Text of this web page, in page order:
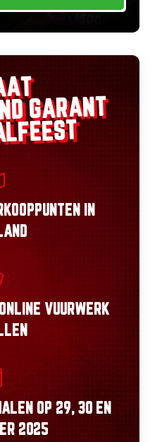
GARANT
IN
ONLINE VUURWERK
OP 29, 30 EN
2025